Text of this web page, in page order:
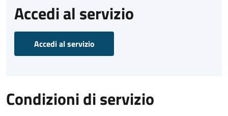
Accedi al servizio
Accedi al servizio
Condizioni di servizio